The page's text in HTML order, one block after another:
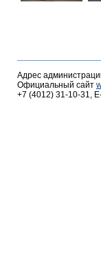
Адрес
Официальный сайт
+7 (4012) 31-10-31,